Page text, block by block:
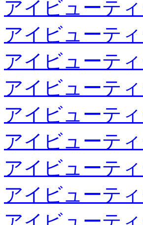
アイビューテ
アイビューテ
アイビューテ
アイビューテ
アイビューテ
アイビューテ
アイビューテ
アイビューテ